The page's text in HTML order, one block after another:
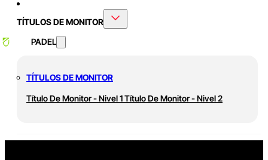
TÍTULOS DE MONITOR
PADEL
TÍTULOS DE MONITOR
Título De Monitor - Nivel 1Título De Monitor - Nivel 2